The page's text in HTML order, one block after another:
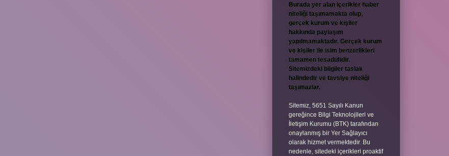
Burada yer alan içerikler haber
niteliği taşımamakta olup,
gerçek kurum ve kişiler
hakkında paylaşım
yapılmamaktadır. Gerçek kurum
ve kişiler ile isim benzerlikleri
tamamen tesadüfidir.
Sitemizdeki bilgiler taslak
halindedir ve tavsiye niteliği
taşımazlar.
Sitemiz, 5651 Sayılı Kanun
gereğince Bilgi Teknolojileri ve
İletişim Kurumu (BTK) tarafından
onaylanmış bir Yer Sağlayıcı
olarak hizmet vermektedir. Bu
nedenle, sitedeki içerikleri proaktif